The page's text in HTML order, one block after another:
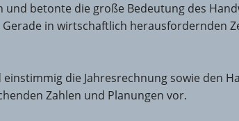
betonte die große Bedeutung des
in wirtschaftlich herausfordernden
die Jahresrechnung sowie den
Zahlen und Planungen vor.